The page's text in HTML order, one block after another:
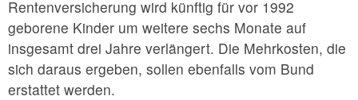
Rentenversicherung wird künftig für vor 1992
geborene Kinder um weitere sechs Monate auf
insgesamt drei Jahre verlängert. Die Mehrkosten, die
sich daraus ergeben, sollen ebenfalls vom Bund
erstattet werden.